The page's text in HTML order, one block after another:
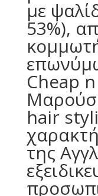
με
53%),
Cheap
hair
της